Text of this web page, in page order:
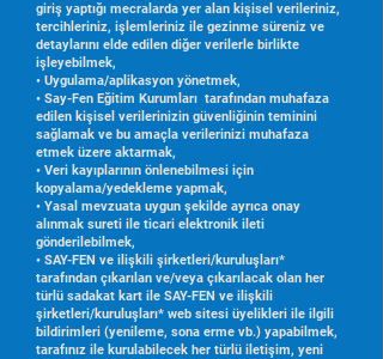
giriş yaptığı mecralarda yer alan kişisel verileriniz,
tercihleriniz, işlemleriniz ile gezinme süreniz ve
detaylarını elde edilen diğer verilerle birlikte
işleyebilmek,
• Uygulama/aplikasyon yönetmek,
• Say-Fen Eğitim Kurumları tarafından muhafaza
edilen kişisel verilerinizin güvenliğinin teminini
sağlamak ve bu amaçla verilerinizi muhafaza
etmek üzere aktarmak,
• Veri kayıplarının önlenebilmesi için
kopyalama/yedekleme yapmak,
• Yasal mevzuata uygun şekilde ayrıca onay
alınmak sureti ile ticari elektronik ileti
gönderilebilmek,
• SAY-FEN ve ilişkili şirketleri/kuruluşları*
tarafından çıkarılan ve/veya çıkarılacak olan her
türlü sadakat kart ile SAY-FEN ve ilişkili
şirketleri/kuruluşları* web sitesi üyelikleri ile ilgili
bildirimleri (yenileme, sona erme vb.) yapabilmek,
tarafınız ile kurulabilecek her türlü iletişim, yeni